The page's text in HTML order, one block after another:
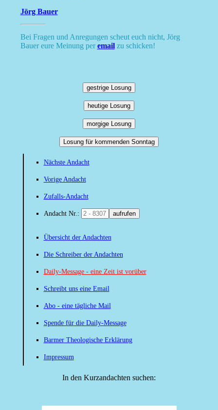
Jörg Bauer
Bei Fragen und Anregungen scheut euch nicht, Jörg
Bauer eure Meinung peremailzu schicken!
gestrige Losung
heutige Losung
morgige Losung
Losung für kommenden Sonntag
Nächste Andacht
Vorige Andacht
Zufalls-Andacht
Andacht Nr.: aufrufen
Übersicht der Andachten
Die Schreiber der Andachten
Daily-Message - eine Zeit ist vorüber
Schreibt uns eine Email
Abo - eine tägliche Mail
Spende für die Daily-Message
Barmer Theologische Erklärung
Impressum
In den Kurzandachten suchen: